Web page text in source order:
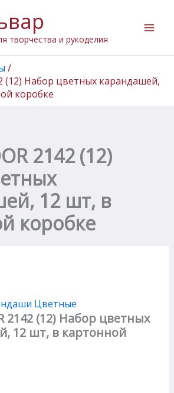
творчества и рукоделия
(12) Набор цветных карандашей,
коробке
2142 (12)
12 шт, в
коробке
Цветные
2142 (12) Набор цветных
12 шт, в картонной